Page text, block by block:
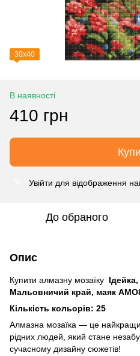
30х40
В наявності
410 грн
Увійти для відображення
До обраного
Опис
Купити алмазну мозаїку
Мальовничий край, маяк
Кількість кольорів: 25
Алмазна мозаїка — це
рідних людей, який стане
сучасному дизайну сюжетів!